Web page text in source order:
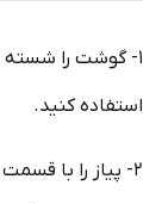
۱- گوشت را شسته
استفاده کنید.
۲- پیاز را با